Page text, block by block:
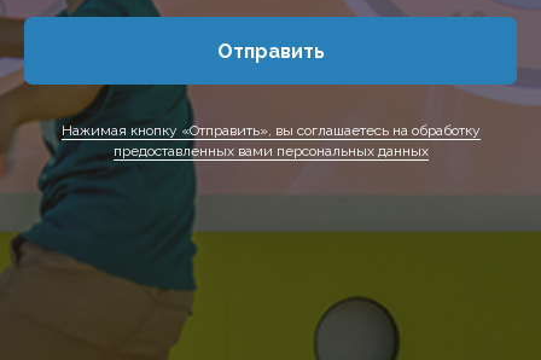
Отправить
Нажимая кнопку «Отправить», вы соглашаетесь на обработку
предоставленных вами персональных данных